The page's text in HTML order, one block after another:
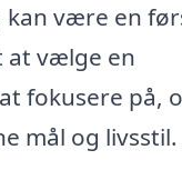
kan være en
at vælge en
fokusere på,
mål og livsstil.